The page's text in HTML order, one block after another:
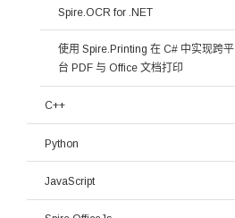
Spire.OCR for .NET
使用 Spire.Printing 在 C# 中实现跨平
台 PDF 与 Office 文档打印
C++
Python
JavaScript